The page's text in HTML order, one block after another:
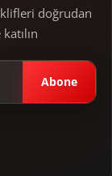
doğrudan
Abone